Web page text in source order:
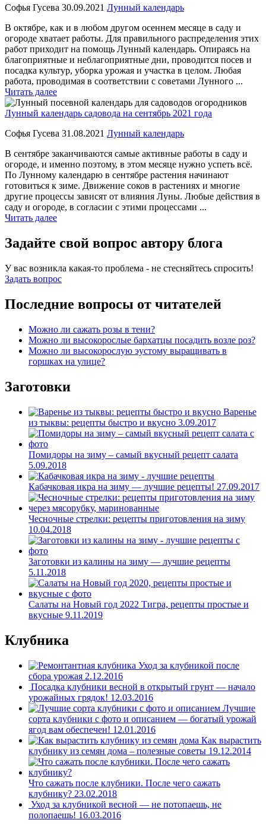
Софья Гусева 30.09.2021 Лунный календарь
В октябре, как и в любом другом осеннем месяце в саду и
огороде хватает работы. Для правильного распределения этих
работ приходит на помощь Лунный календарь. Опираясь на
благоприятные и неблагоприятные дни, проводится посев и
посадка культур, уборка урожая и участка в целом. Любая
работа, проводимая в соответствии с советами Лунного ...
Читать далее
Лунный календарь садовода на сентябрь 2021 года
Софья Гусева 31.08.2021 Лунный календарь
В сентябре заканчиваются самые активные работы в саду и
огороде, и именно поэтому, в этом месяце нужно успеть всё.
По Лунному календарю в сентябре растения начинают
готовиться к зиме. Движение соков в растениях и многие
другие процессы зависят от влияния Луны. Любые действия в
саду и огороде, в согласии с этими процессами ...
Читать далее
Задайте свой вопрос автору блога
У вас возникла какая-то проблема - не стесняйтесь спросить!
Задать вопрос
Последние вопросы от читателей
Можно ли сажать розы в тени?
Можно ли высокорослые бархатцы посадить возле роз?
Можно ли высокорослую эустому выращивать в
горшках на улице?
Заготовки
Варенье
из тыквы: рецепты быстро и вкусно 3.09.2017
Помидоры на зиму – самый вкусный рецепт салата
5.09.2018
Кабачковая икра на зиму — лучшие рецепты! 27.09.2017
Чесночные стрелки: рецепты приготовления на зиму
10.04.2018
Заготовки из калины на зиму — лучшие рецепты
5.11.2018
Салаты на Новый год 2022 Тигра, рецепты простые и
вкусные 9.11.2019
Клубника
Уход за клубникой после
сбора урожая 2.12.2016
Посадка клубники весной в открытый грунт — начало
урожайных грядок! 12.03.2016
Лучшие
сорта клубники с фото и описанием — богатый урожай
ягод вам обеспечен! 12.01.2016
Как вырастить
клубнику из семян дома – полезные советы 19.12.2014
Что сажать после клубники. После чего сажать
клубнику? 23.02.2018
Уход за клубникой весной — не потопаешь, не
полопаешь! 16.03.2016